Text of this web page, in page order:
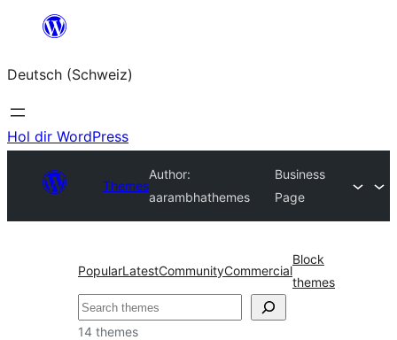
springen
Deutsch (Schweiz)
Hol dir WordPress
Themes
Author:
aarambhathemes
Business
Page
PopularLatestCommunityCommercial
Block
themes
Suchen
14 themes